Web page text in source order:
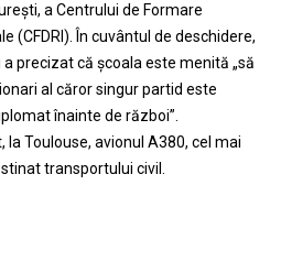
a Centrului de Formare
(CFDRI). În cuvântul de deschidere,
precizat că școala este menită „să
al căror singur partid este
înainte de război”.
la Toulouse, avionul A380, cel mai
transportului civil.